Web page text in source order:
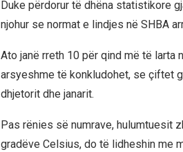
Duke përdorur të dhëna statistikore
njohur se normat e lindjes në SHBA
Ato janë rreth 10 për qind më të larta
arsyeshme të konkludohet, se çiftet
dhjetorit dhe janarit.
Pas rënies së numrave, hulumtuesit
gradëve Celsius, do të lidheshin me